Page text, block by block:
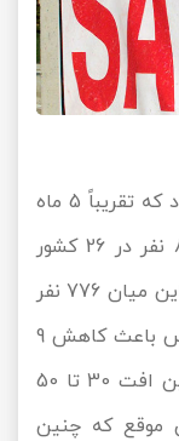
سال 2003، زمان ظهور ویروس سارس بود که تقریباً 5 ماه
طول کشید مهار شود. در آن دوره 8096 نفر در 26 کشور
جهان به این ویروس مبتلا شدند که در این میان 776 نفر
جان باختند. شیوع گسترده ویروس سارس باعث کاهش 9
میلیونی مسافر در سطح جهان و همچنین افت 30 تا 50
موقع که چنین